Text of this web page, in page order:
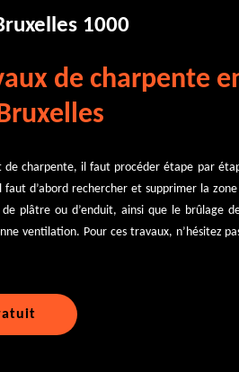
1000
de charpente
charpente, il faut procéder étape par
d’abord rechercher et supprimer la
plâtre ou d’enduit, ainsi que le brûlage
ventilation. Pour ces travaux, n’hésitez